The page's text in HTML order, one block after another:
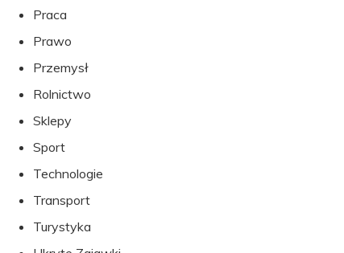
Praca
Prawo
Przemysł
Rolnictwo
Sklepy
Sport
Technologie
Transport
Turystyka